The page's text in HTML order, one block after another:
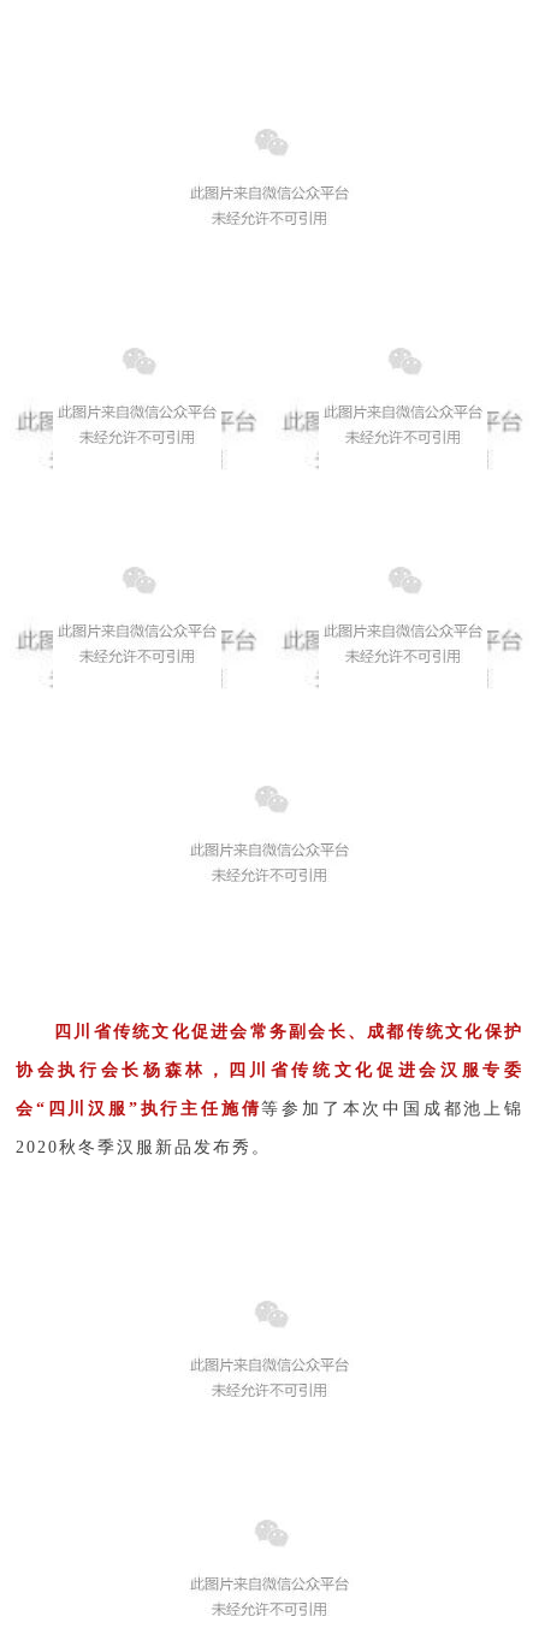
四川省传统文化促进会常务副会长、成都传统文化保护
协会执行会长杨森林，四川省传统文化促进会汉服专委
会“四川汉服”执行主任施倩等参加了本次中国成都池上锦
2020秋冬季汉服新品 发布秀。